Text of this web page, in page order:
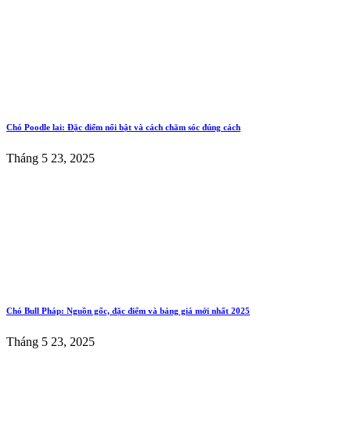
Chó Poodle lai: Đặc điểm nổi bật và cách chăm sóc đúng cách
Tháng 5 23, 2025
Chó Bull Pháp: Nguồn gốc, đặc điểm và bảng giá mới nhất 2025
Tháng 5 23, 2025